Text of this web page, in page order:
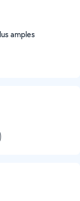
amples